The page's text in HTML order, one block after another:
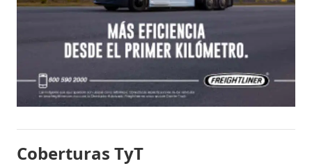
Coberturas TyT